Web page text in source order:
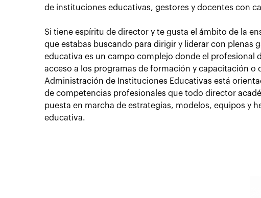
de instituciones educativas, gestores y docentes con
Si tiene espíritu de director y te gusta el ámbito de la
que estabas buscando para dirigir y liderar con plenas
educativa es un campo complejo donde el profesional
acceso a los programas de formación y capacitación o
Administración de Instituciones Educativas está
de competencias profesionales que todo director
puesta en marcha de estrategias, modelos, equipos y
educativa.